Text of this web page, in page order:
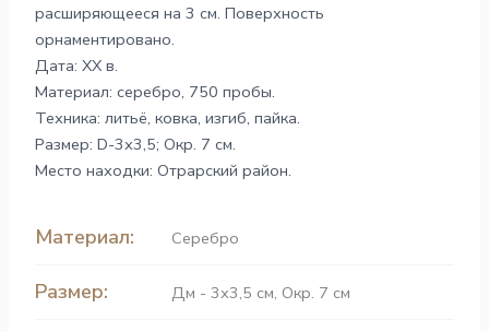
расширяющееся на 3 см. Поверхность
орнаментировано.
Дата: ХХ в.
Материал: серебро, 750 пробы.
Техника: литьё, ковка, изгиб, пайка.
Размер: D-3х3,5; Окр. 7 см.
Место находки: Отрарский район.
Материал: Серебро
Размер: Дм - 3х3,5 см, Окр. 7 см